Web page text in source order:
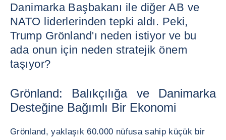
Danimarka Başbakanı ile diğer AB ve
NATO liderlerinden tepki aldı. Peki,
Trump Grönland'ı neden istiyor ve bu
ada onun için neden stratejik önem
taşıyor?
Grönland: Balıkçılığa ve Danimarka
Desteğine Bağımlı Bir Ekonomi
Grönland, yaklaşık 60.000 nüfusa sahip küçük bir